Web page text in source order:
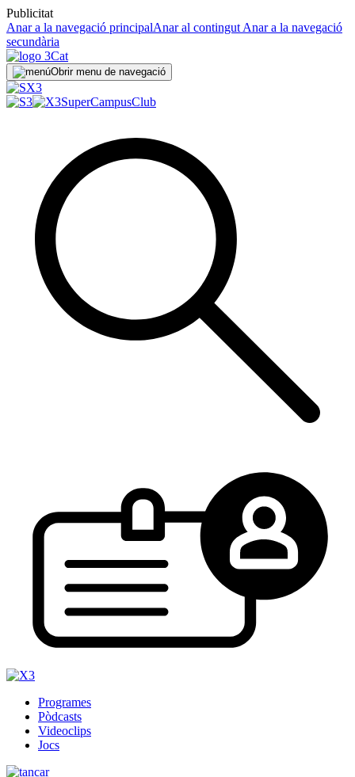
Publicitat
Anar a la navegació principalAnar al contingut Anar a la navegació
secundària
Obrir menu de navegació
SuperCampusClub
Programes
Pòdcasts
Videoclips
Jocs